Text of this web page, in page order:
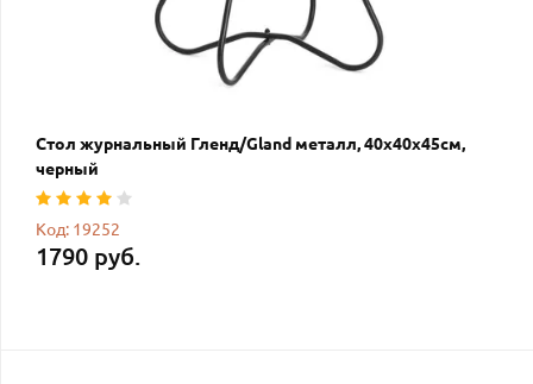
Стол журнальный Гленд/Gland металл, 40х40х45см,
черный
Код: 19252
1790 руб.